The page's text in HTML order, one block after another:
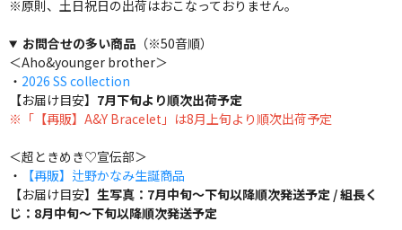
※原則、土日祝日の出荷はおこなっておりません。
お問合せの多い商品（※50音順）
＜Aho&younger brother＞
・ 2026 SS collection
【お届け目安】 7月下旬より順次出荷予定
※「【再販】A&Y Bracelet」は8月上旬より順次出荷予定
＜超ときめき♡宣伝部＞
・
【再販】辻野かなみ生誕商品
【お届け目安】 生写真：7月中旬～下旬以降順次発送予定 / 組長く
じ：8月中旬～下旬以降順次発送予定